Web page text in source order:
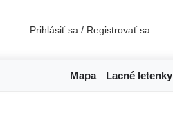
Prihlásiť sa / Registrovať sa
Mapa Lacné letenky